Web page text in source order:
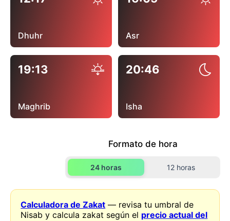
Dhuhr Asr
19:13
Maghrib
20:46
Isha
Formato de hora
24 horas 12 horas
Calculadora de Zakat — revisa tu umbral de
Nisab y calcula zakat según el precio actual del